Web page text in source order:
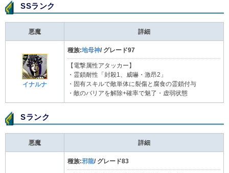
SSランク
悪魔 詳細
イナルナ
種族:地母神/ グレード97
【電撃属性アタッカー】
・霊鎖耐性「封殺1、威嚇・激昂2」
・固有スキルで敵単体に裂傷と腐食の霊鎖付与
・敵のバリアを解除+確率で魅了・虚弱状態
Sランク
悪魔 詳細
種族:邪龍/ グレード83